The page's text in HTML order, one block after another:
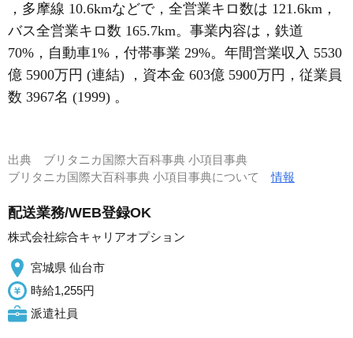
，多摩線 10.6kmなどで，全営業キロ数は 121.6km，
バス全営業キロ数 165.7km。事業内容は，鉄道
70%，自動車1%，付帯事業 29%。年間営業収入 5530
億 5900万円 (連結) ，資本金 603億 5900万円，従業員
数 3967名 (1999) 。
出典 ブリタニカ国際大百科事典 小項目事典
ブリタニカ国際大百科事典 小項目事典について情報
配送業務/WEB登録OK
株式会社綜合キャリアオプション
宮城県 仙台市
時給1,255円
派遣社員